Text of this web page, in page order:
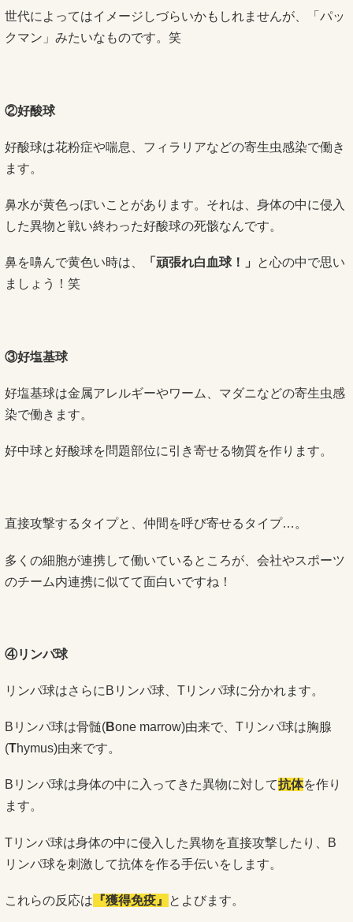
世代によってはイメージしづらいかもしれませんが、「パッ
クマン」みたいなものです。笑
②好酸球
好酸球は花粉症や喘息、フィラリアなどの寄生虫感染で働き
ます。
鼻水が黄色っぽいことがあります。それは、身体の中に侵入
した異物と戦い終わった好酸球の死骸なんです。
鼻を嚊んで黄色い時は、 「頑張れ白血球！」
と心の中で思い
ましょう！笑
③好塩基球
好塩基球は金属アレルギーやワーム、マダニなどの寄生虫感
染で働きます。
好中球と好酸球を問題部位に引き寄せる物質を作ります。
直接攻撃するタイプと、仲間を呼び寄せるタイプ…。
多くの細胞が連携して働いているところが、会社やスポーツ
のチーム内連携に似てて面白いですね！
④リンパ球
リンパ球はさらにBリンパ球、Tリンパ球に分かれます。
Bリンパ球は骨髄(Bone marrow)由来で、Tリンパ球は胸腺
(Thymus)由来です。
Bリンパ球は身体の中に入ってきた異物に対して抗体を作り
ます。
Tリンパ球は身体の中に侵入した異物を直接攻撃したり、B
リンパ球を刺激して抗体を作る手伝いをします。
これらの反応は 『獲得免疫』 とよびます。